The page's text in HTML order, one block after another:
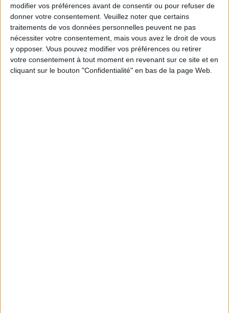
modifier vos préférences avant de consentir ou pour refuser de
donner votre consentement. Veuillez noter que certains
traitements de vos données personnelles peuvent ne pas
nécessiter votre consentement, mais vous avez le droit de vous
y opposer. Vous pouvez modifier vos préférences ou retirer
votre consentement à tout moment en revenant sur ce site et en
cliquant sur le bouton "Confidentialité" en bas de la page Web.
Moins de
5 kilos
De 5 à 10
kilos
Plus de
10 kilos
Webinaires en direct Voir tout